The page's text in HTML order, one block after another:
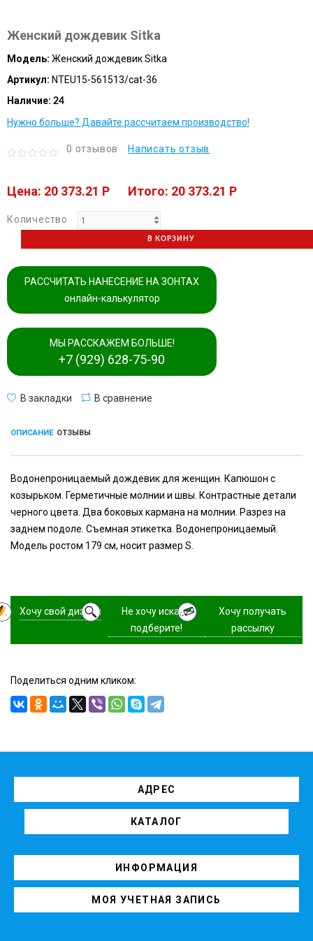
Женский дождевик Sitka
Модель: Женский дождевик Sitka
Артикул: NTEU15-561513/cat-36
Наличие: 24
Нужно больше? Давайте рассчитаем производство!
0 отзывов Написать отзыв
Цена: 20 373.21 P Итого: 20 373.21 P
Количество
В КОРЗИНУ
РАССЧИТАТЬ НАНЕСЕНИЕ НА ЗОНТАХ
онлайн-калькулятор
МЫ РАССКАЖЕМ БОЛЬШЕ!
+7 (929) 628-75-90
В закладки В сравнение
ОПИСАНИЕ ОТЗЫВЫ
Водонепроницаемый дождевик для женщин. Капюшон с
козырьком. Герметичные молнии и швы. Контрастные детали
черного цвета. Два боковых кармана на молнии. Разрез на
заднем подоле. Съемная этикетка. Водонепроницаемый.
Модель ростом 179 см, носит размер S.
Хочу свой дизайн
Не хочу искать,
подберите!
Хочу получать
рассылку
Поделиться одним кликом:
АДРЕС
КАТАЛОГ
ИНФОРМАЦИЯ
МОЯ УЧЕТНАЯ ЗАПИСЬ